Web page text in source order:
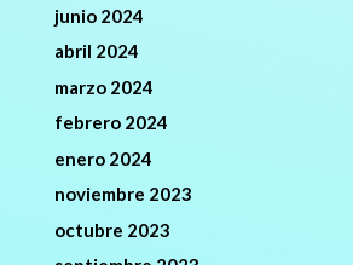
junio 2024
abril 2024
marzo 2024
febrero 2024
enero 2024
noviembre 2023
octubre 2023